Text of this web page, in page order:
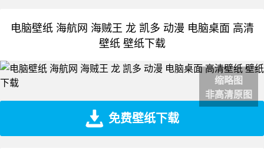
电脑壁纸 海航网 海贼王 龙 凯多 动漫 电脑桌面 高清
壁纸 壁纸下载
缩略图
非高清原图
免费壁纸下载